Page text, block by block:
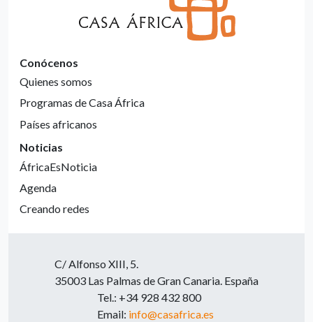
Conócenos
Quienes somos
Programas de Casa África
Países africanos
Noticias
ÁfricaEsNoticia
Agenda
Creando redes
C/ Alfonso XIII, 5.
35003 Las Palmas de Gran Canaria. España
Tel.: +34 928 432 800
Email: info@casafrica.es